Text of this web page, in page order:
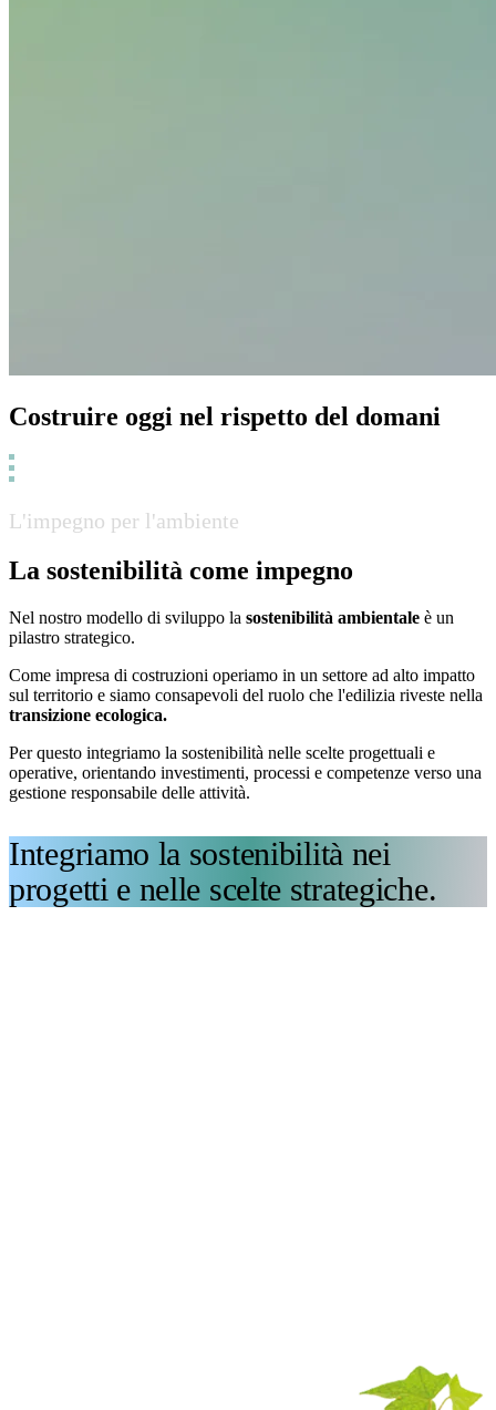
Costruire oggi nel rispetto del domani
L'impegno per l'ambiente
La sostenibilità come impegno
Nel nostro modello di sviluppo la sostenibilità ambientale è un
pilastro strategico.
Come impresa di costruzioni operiamo in un settore ad alto impatto
sul territorio e siamo consapevoli del ruolo che l'edilizia riveste nella
transizione ecologica.
Per questo integriamo la sostenibilità nelle scelte progettuali e
operative, orientando investimenti, processi e competenze verso una
gestione responsabile delle attività.
Integriamo la sostenibilità nei
progetti e nelle scelte strategiche.